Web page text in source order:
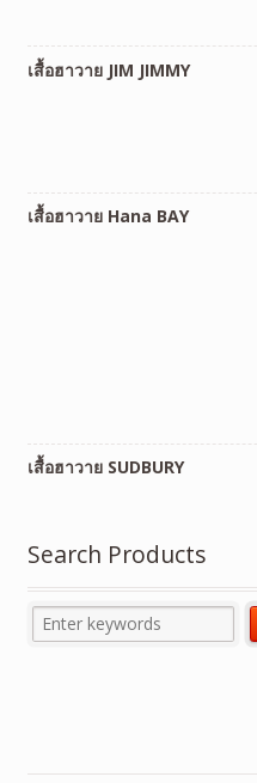
เสื้อฮาวาย JIM JIMMY
เสื้อฮาวาย Hana BAY
เสื้อฮาวาย SUDBURY
Search Products